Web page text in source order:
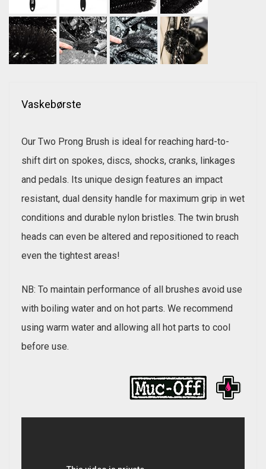
Vaskebørste
Our Two Prong Brush is ideal for reaching hard-to-
shift dirt on spokes, discs, shocks, cranks, linkages
and pedals. Its unique design features an impact
resistant, dual density handle for maximum grip in wet
conditions and durable nylon bristles. The twin brush
heads can even be altered and repositioned to reach
even the tightest areas!
NB: To maintain performance of all brushes avoid use
with boiling water and on hot parts. We recommend
using warm water and allowing all hot parts to cool
before use.